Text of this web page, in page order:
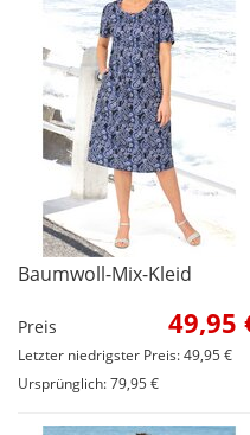
Baumwoll-Mix-Kleid
Preis 49,95
Letzter niedrigster Preis: 49,95 €
Ursprünglich: 79,95 €